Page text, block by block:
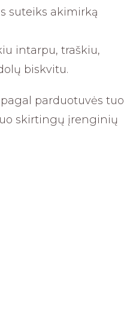
suteiks akimirką
intarpu, traškiu,
biskvitu.
pagal parduotuvės tuo
skirtingų įrenginių